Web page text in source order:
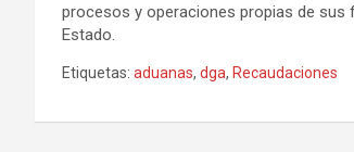
procesos y operaciones propias de sus
Estado.
Etiquetas: aduanas, dga, Recaudaciones